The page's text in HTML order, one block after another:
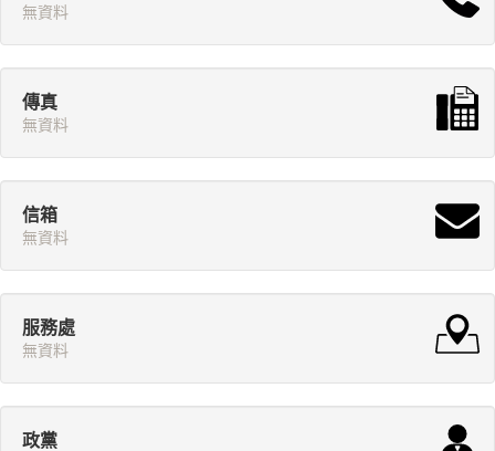
無資料
傳真
無資料
信箱
無資料
服務處
無資料
政黨